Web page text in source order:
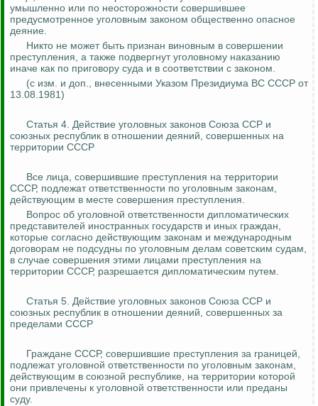
умышленно или по неосторожности совершившее
предусмотренное уголовным законом общественно опасное
деяние.
Никто не может быть признан виновным в совершении
преступления, а также подвергнут уголовному наказанию
иначе как по приговору суда и в соответствии с законом.
(с изм. и доп., внесенными Указом Президиума ВС СССР от
13.08.1981)
Статья 4. Действие уголовных законов Союза ССР и
союзных республик в отношении деяний, совершенных на
территории СССР
Все лица, совершившие преступления на территории
СССР, подлежат ответственности по уголовным законам,
действующим в месте совершения преступления.
Вопрос об уголовной ответственности дипломатических
представителей иностранных государств и иных граждан,
которые согласно действующим законам и международным
договорам не подсудны по уголовным делам советским судам,
в случае совершения этими лицами преступления на
территории СССР, разрешается дипломатическим путем.
Статья 5. Действие уголовных законов Союза ССР и
союзных республик в отношении деяний, совершенных за
пределами СССР
Граждане СССР, совершившие преступления за границей,
подлежат уголовной ответственности по уголовным законам,
действующим в союзной республике, на территории которой
они привлечены к уголовной ответственности или преданы
суду.